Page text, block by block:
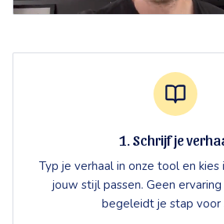
1. Schrijf je
Typ je verhaal in onze tool en
jouw stijl passen. Geen
begeleidt je stap voor